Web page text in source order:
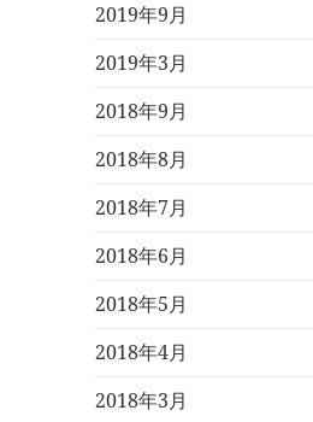
2019年9月
2019年3月
2018年9月
2018年8月
2018年7月
2018年6月
2018年5月
2018年4月
2018年3月